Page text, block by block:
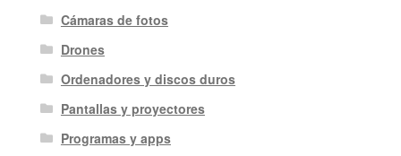
Cámaras de fotos
Drones
Ordenadores y discos duros
Pantallas y proyectores
Programas y apps